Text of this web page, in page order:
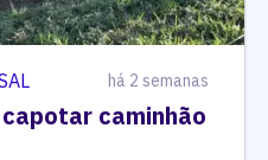
há 2 semanas
caminhão